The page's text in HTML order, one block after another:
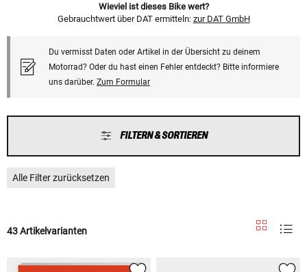
Wieviel ist dieses Bike wert?
Gebrauchtwert über DAT ermitteln: zur DAT GmbH
Du vermisst Daten oder Artikel in der Übersicht zu deinem
Motorrad? Oder du hast einen Fehler entdeckt? Bitte informiere
uns darüber. Zum Formular
FILTERN & SORTIEREN
Alle Filter zurücksetzen
43 Artikelvarianten